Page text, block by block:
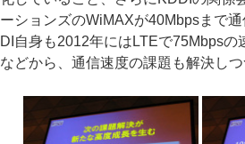
ーションズのWiMAXが40Mbpsまで
DI自身も2012年にはLTEで75Mbpsの
などから、通信速度の課題も解決しつ